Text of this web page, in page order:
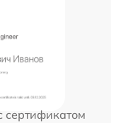
сертификатом